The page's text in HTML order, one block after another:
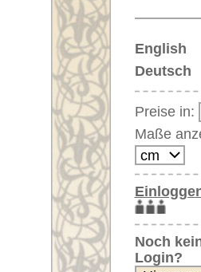
Preise in:
Maße anzeigen in:
Einloggen
Noch kein Kunden-
Login?
Ihr Warenkorb:
Ihr Warenkorb ist leer.
Artikelnummer:
Moderne Teppiche
Orientteppiche
Unifarben/ungemustert